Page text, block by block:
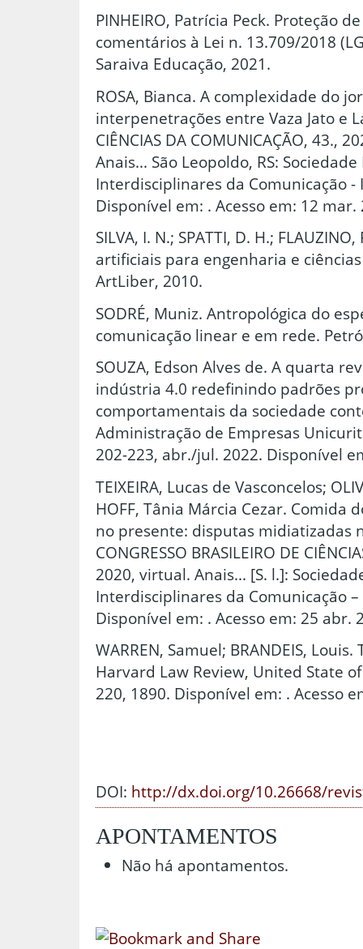
PINHEIRO, Patrícia Peck. Proteção
comentários à Lei n. 13.709/2018
Saraiva Educação, 2021.
ROSA, Bianca. A complexidade do
interpenetrações entre Vaza Jato e
CIÊNCIAS DA COMUNICAÇÃO, 43.,
Anais... São Leopoldo, RS:
Interdisciplinares da Comunicação -
Disponível em: . Acesso em: 12 mar.
SILVA, I. N.; SPATTI, D. H.;
artificiais para engenharia e
ArtLiber, 2010.
SODRÉ, Muniz. Antropológica do
comunicação linear e em rede.
SOUZA, Edson Alves de. A quarta
indústria 4.0 redefinindo padrões
comportamentais da sociedade
Administração de Empresas
202-223, abr./jul. 2022. Disponível
TEIXEIRA, Lucas de Vasconcelos;
HOFF, Tânia Márcia Cezar. Comida
no presente: disputas midiatizadas
CONGRESSO BRASILEIRO DE
2020, virtual. Anais... [S. l.]:
Interdisciplinares da Comunicação –
Disponível em: . Acesso em: 25 abr.
WARREN, Samuel; BRANDEIS,
Harvard Law Review, United State
220, 1890. Disponível em: . Acesso
DOI: http://dx.doi.org/10.26668/
APONTAMENTOS
Não há apontamentos.